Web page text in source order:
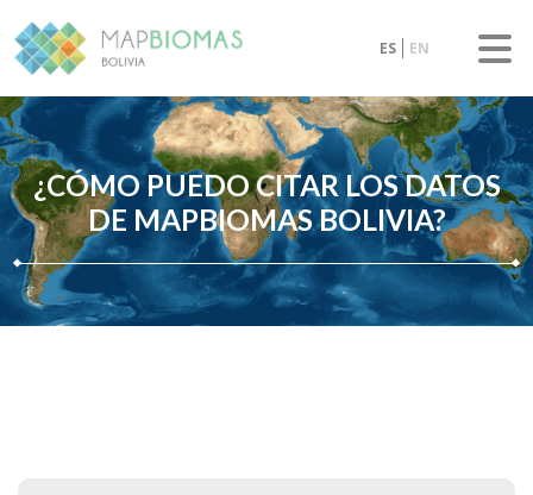
ES EN
¿CÓMO PUEDO CITAR LOS DATOS
DE MAPBIOMAS BOLIVIA?